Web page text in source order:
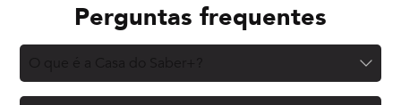
Perguntas frequentes